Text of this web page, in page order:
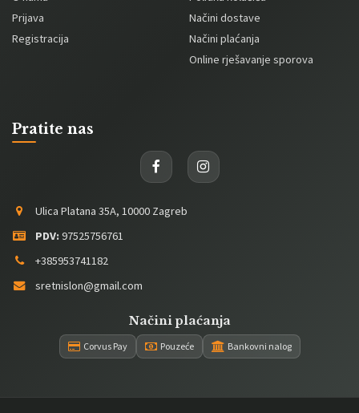
Prijava
Registracija
Načini dostave
Načini plaćanja
Online rješavanje sporova
Pratite nas
Ulica Platana 35A, 10000 Zagreb
PDV: 97525756761
+385953741182
sretnislon@gmail.com
Načini plaćanja
Corvus Pay Pouzeće Bankovni nalog